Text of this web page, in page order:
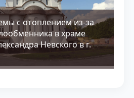
с отоплением из-за
в храме
Невского в г.